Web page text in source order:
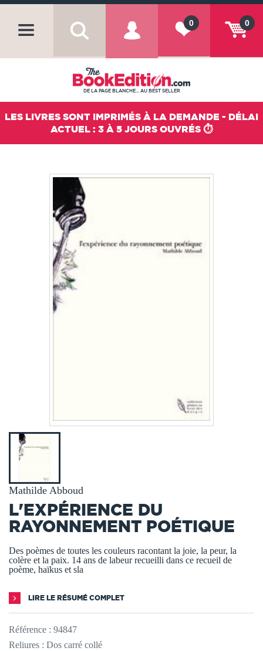
0
0
DE LA PAGE BLANCHE... AU BEST SELLER
LES LIVRES SONT IMPRIMÉS À LA DEMANDE - DÉLAI
ACTUEL : 3 À 5 JOURS OUVRÉS ⏱️
Mathilde Abboud
L'EXPÉRIENCE DU
RAYONNEMENT POÉTIQUE
Des poèmes de toutes les couleurs racontant la joie, la peur, la
colère et la paix. 14 ans de labeur recueilli dans ce recueil de
poème, haïkus et sla
LIRE LE RÉSUMÉ COMPLET
Référence : 94847
Reliures : Dos carré collé